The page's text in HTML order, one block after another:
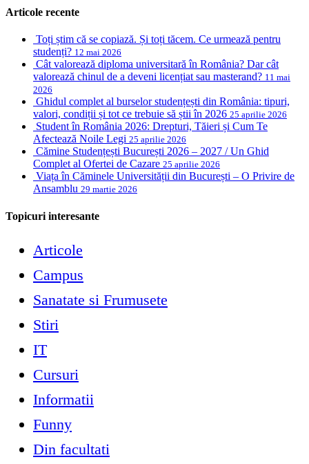
Articole recente
Toți știm că se copiază. Și toți tăcem. Ce urmează pentru
studenți? 12 mai 2026
Cât valorează diploma universitară în România? Dar cât
valorează chinul de a deveni licențiat sau masterand? 11 mai
2026
Ghidul complet al burselor studențești din România: tipuri,
valori, condiții și tot ce trebuie să știi în 2026 25 aprilie 2026
Student în România 2026: Drepturi, Tăieri și Cum Te
Afectează Noile Legi 25 aprilie 2026
Cămine Studențești București 2026 – 2027 / Un Ghid
Complet al Ofertei de Cazare 25 aprilie 2026
Viața în Căminele Universității din București – O Privire de
Ansamblu 29 martie 2026
Topicuri interesante
Articole
Campus
Sanatate si Frumusete
Stiri
IT
Cursuri
Informatii
Funny
Din facultati